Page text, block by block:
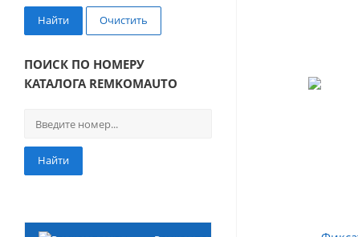
Найти Очистить
ПОИСК ПО НОМЕРУ
КАТАЛОГА REMKOMAUTO
Найти